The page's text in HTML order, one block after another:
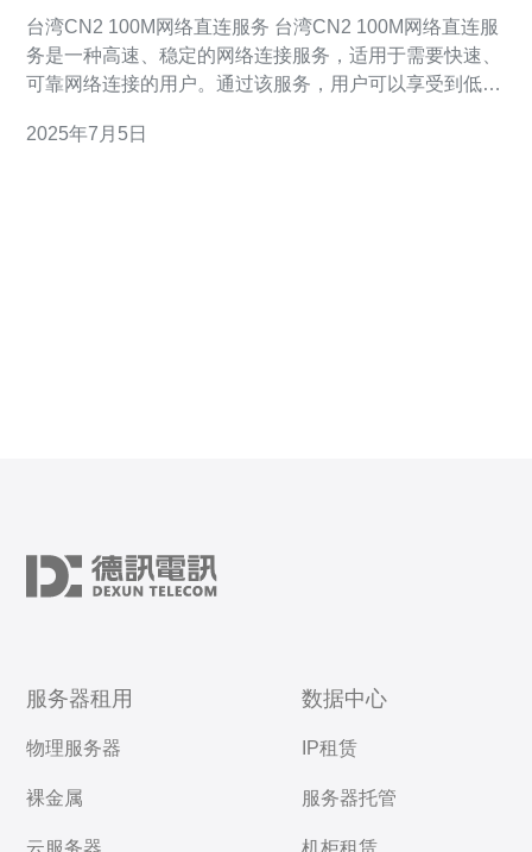
台湾CN2 100M网络直连服务 台湾CN2 100M网络直连服
务是一种高速、稳定的网络连接服务，适用于需要快速、
可靠网络连接的用户。通过该服务，用户可以享受到低延
台湾CN2 100M网络直连服务采用高速线路，保障网络连
2025年7月5日
服务器租用
物理服务器
裸金属
云服务器
数据中心
IP租赁
服务器托管
机柜租赁